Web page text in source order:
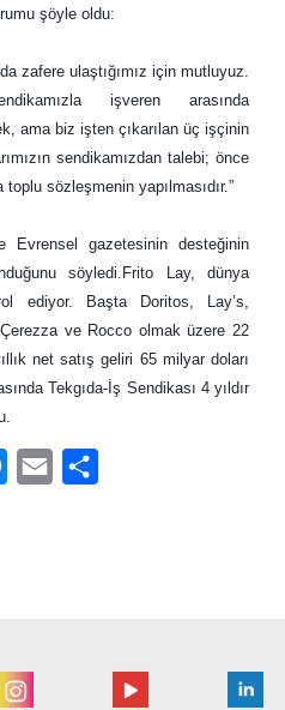
şöyle oldu:
zafere ulaştığımız için mutluyuz.
işveren arasında
ama biz işten çıkarılan üç işçinin
sendikamızdan talebi; önce
sözleşmenin yapılmasıdır.”
gazetesinin desteğinin
söyledi.Frito Lay, dünya
ediyor. Başta Doritos, Lay’s,
ve Rocco olmak üzere 22
net satış geliri 65 milyar doları
Tekgıda-İş Sendikası 4 yıldır
Messenger
Email